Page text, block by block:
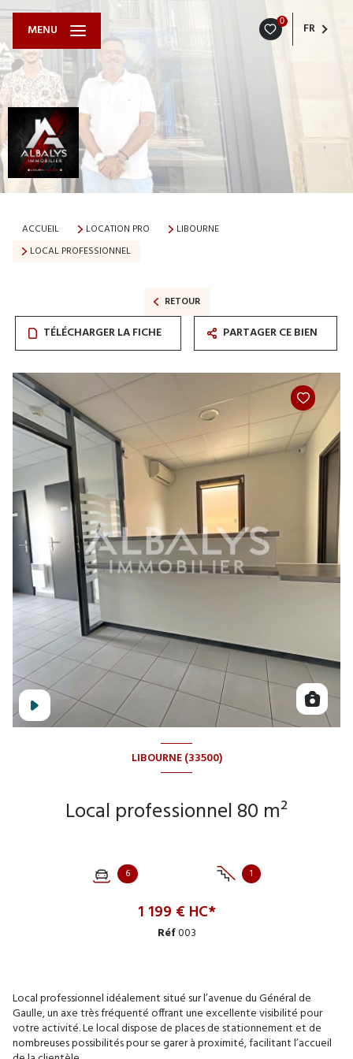
0 FR
MENU
ACCUEIL LOCATION PRO
LIBOURNE
LOCAL PROFESSIONNEL
RETOUR
TÉLÉCHARGER LA FICHE PARTAGER CE BIEN
LIBOURNE (33500)
Local professionnel 80 m²
6 1
1 199 € HC*
Réf003
Local professionnel idéalement situé sur l’avenue du Général de
Gaulle, un axe très fréquenté offrant une excellente visibilité pour
votre activité. Le local dispose de places de stationnement et de
nombreuses possibilités pour se garer à proximité, facilitant l’accueil